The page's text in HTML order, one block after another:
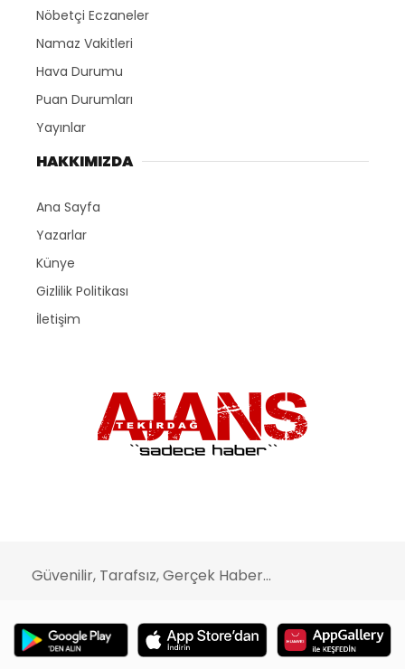
Nöbetçi Eczaneler
Namaz Vakitleri
Hava Durumu
Puan Durumları
Yayınlar
HAKKIMIZDA
Ana Sayfa
Yazarlar
Künye
Gizlilik Politikası
İletişim
Güvenilir, Tarafsız, Gerçek Haber...